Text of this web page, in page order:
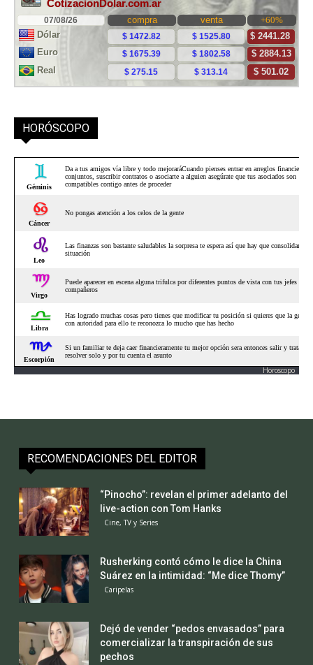
HORÓSCOPO
Horoscopo
RECOMENDACIONES DEL EDITOR
“Pinocho”: revelan el primer adelanto del
live-action con Tom Hanks
Cine, TV y Series
Rusherking contó cómo le dice la China
Suárez en la intimidad: “Me dice Thomy”
Caripelas
Dejó de vender “pedos envasados” para
comercializar la transpiración de sus
pechos